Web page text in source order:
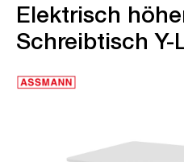
Elektrisch
Schreibtisch Y-